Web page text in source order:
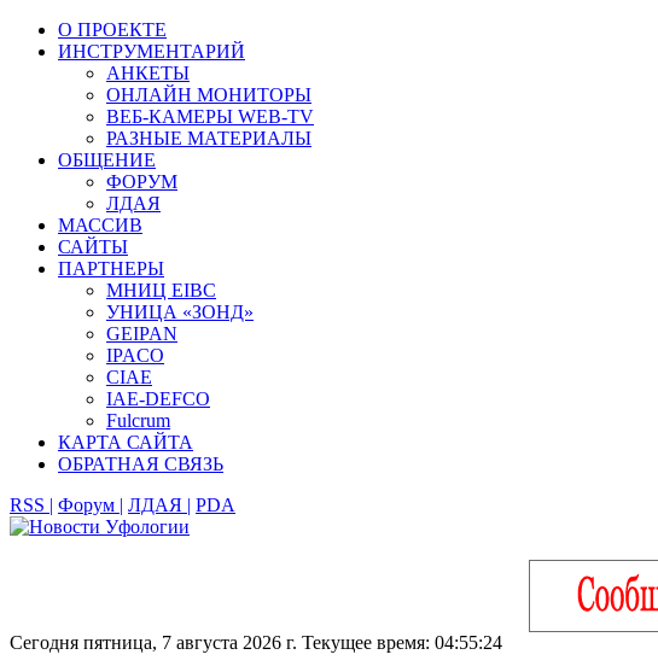
О ПРОЕКТЕ
ИНСТРУМЕНТАРИЙ
АНКЕТЫ
ОНЛАЙН МОНИТОРЫ
ВЕБ-КАМЕРЫ WEB-TV
РАЗНЫЕ МАТЕРИАЛЫ
ОБЩЕНИЕ
ФОРУМ
ЛДАЯ
МАССИВ
САЙТЫ
ПАРТНЕРЫ
МНИЦ EIBC
УНИЦА «ЗОНД»
GEIPAN
IPACO
CIAE
IAE-DEFCO
Fulcrum
КАРТА САЙТА
ОБРАТНАЯ СВЯЗЬ
RSS | Форум | ЛДАЯ | PDA
Сегодня пятница, 7 августа 2026 г. Текущее время: 04:55:25